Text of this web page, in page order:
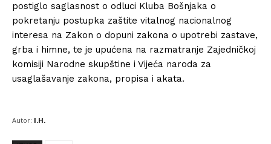
postiglo saglasnost o odluci Kluba Bošnjaka o
pokretanju postupka zaštite vitalnog nacionalnog
interesa na Zakon o dopuni zakona o upotrebi zastave,
grba i himne, te je upućena na razmatranje Zajedničkoj
komisiji Narodne skupštine i Vijeća naroda za
usaglašavanje zakona, propisa i akata.
Autor: I.H.